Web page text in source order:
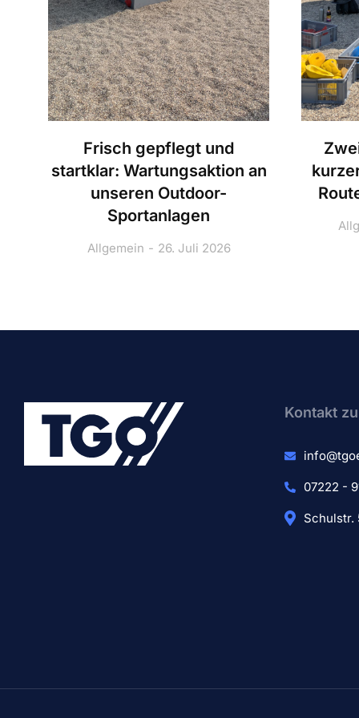
Frisch gepflegt und
startklar: Wartungsaktion an
unseren Outdoor-
Sportanlagen
Allgemein 26. Juli 2026
Kontakt
07222 -
Schulstr.